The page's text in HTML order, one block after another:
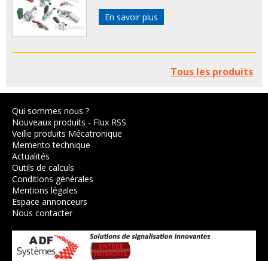
En savoir plus
Tous les produits
Qui sommes nous ?
Nouveaux produits - Flux RSS
Veille produits Mécatronique
Memento technique
Actualités
Outils de calculs
Conditions générales
Mentions légales
Espace annonceurs
Nous contacter